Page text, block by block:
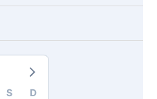
S
D